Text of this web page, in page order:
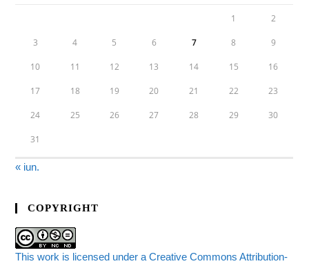
1 2
3 4 5 6 7 8 9
10 11 12 13 14 15 16
17 18 19 20 21 22 23
24 25 26 27 28 29 30
31
« iun.
COPYRIGHT
This work is licensed under a Creative Commons Attribution-